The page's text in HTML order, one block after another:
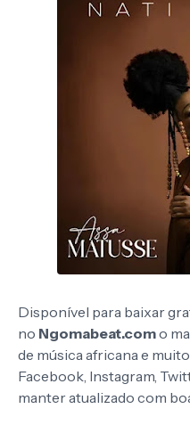
Disponível para baixar
no Ngomabeat.como
de música africana e
Facebook, Instagram,
manter atualizado com